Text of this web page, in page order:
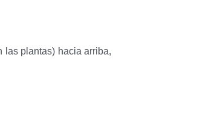
las plantas) hacia arriba,